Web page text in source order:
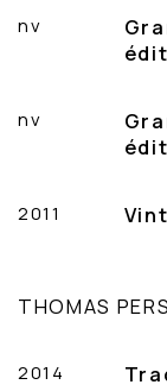
nv
nv
2011
THOMAS
2014